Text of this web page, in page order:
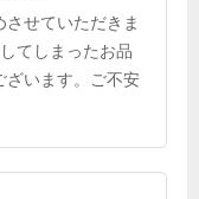
せていただきま
てしまったお品
ざいます。ご不安